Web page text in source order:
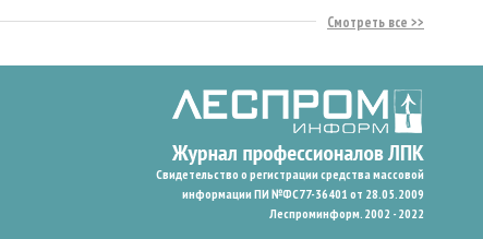
Смотреть все
Свидетельство о регистрации средства массовой
информации ПИ №ФС77-36401 от 28.05.2009
Леспроминформ. 2002 - 2022